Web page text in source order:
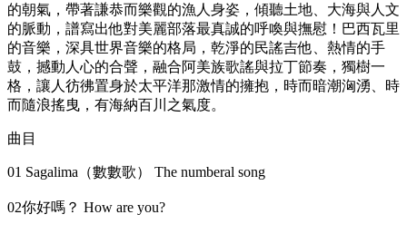
的朝氣，帶著謙恭而樂觀的漁人身姿，傾聽土地、大海與人文
的脈動，譜寫出他對美麗部落最真誠的呼喚與撫慰！巴西瓦里
的音樂，深具世界音樂的格局，乾淨的民謠吉他、熱情的手
鼓，撼動人心的合聲，融合阿美族歌謠與拉丁節奏，獨樹一
格，讓人彷彿置身於太平洋那激情的擁抱，時而暗潮洶湧、時
而隨浪搖曳，有海納百川之氣度。
曲目
01 Sagalima（數數歌） The numberal song
02你好嗎？ How are you?